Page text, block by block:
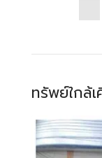
ทรัพย์ใกล้